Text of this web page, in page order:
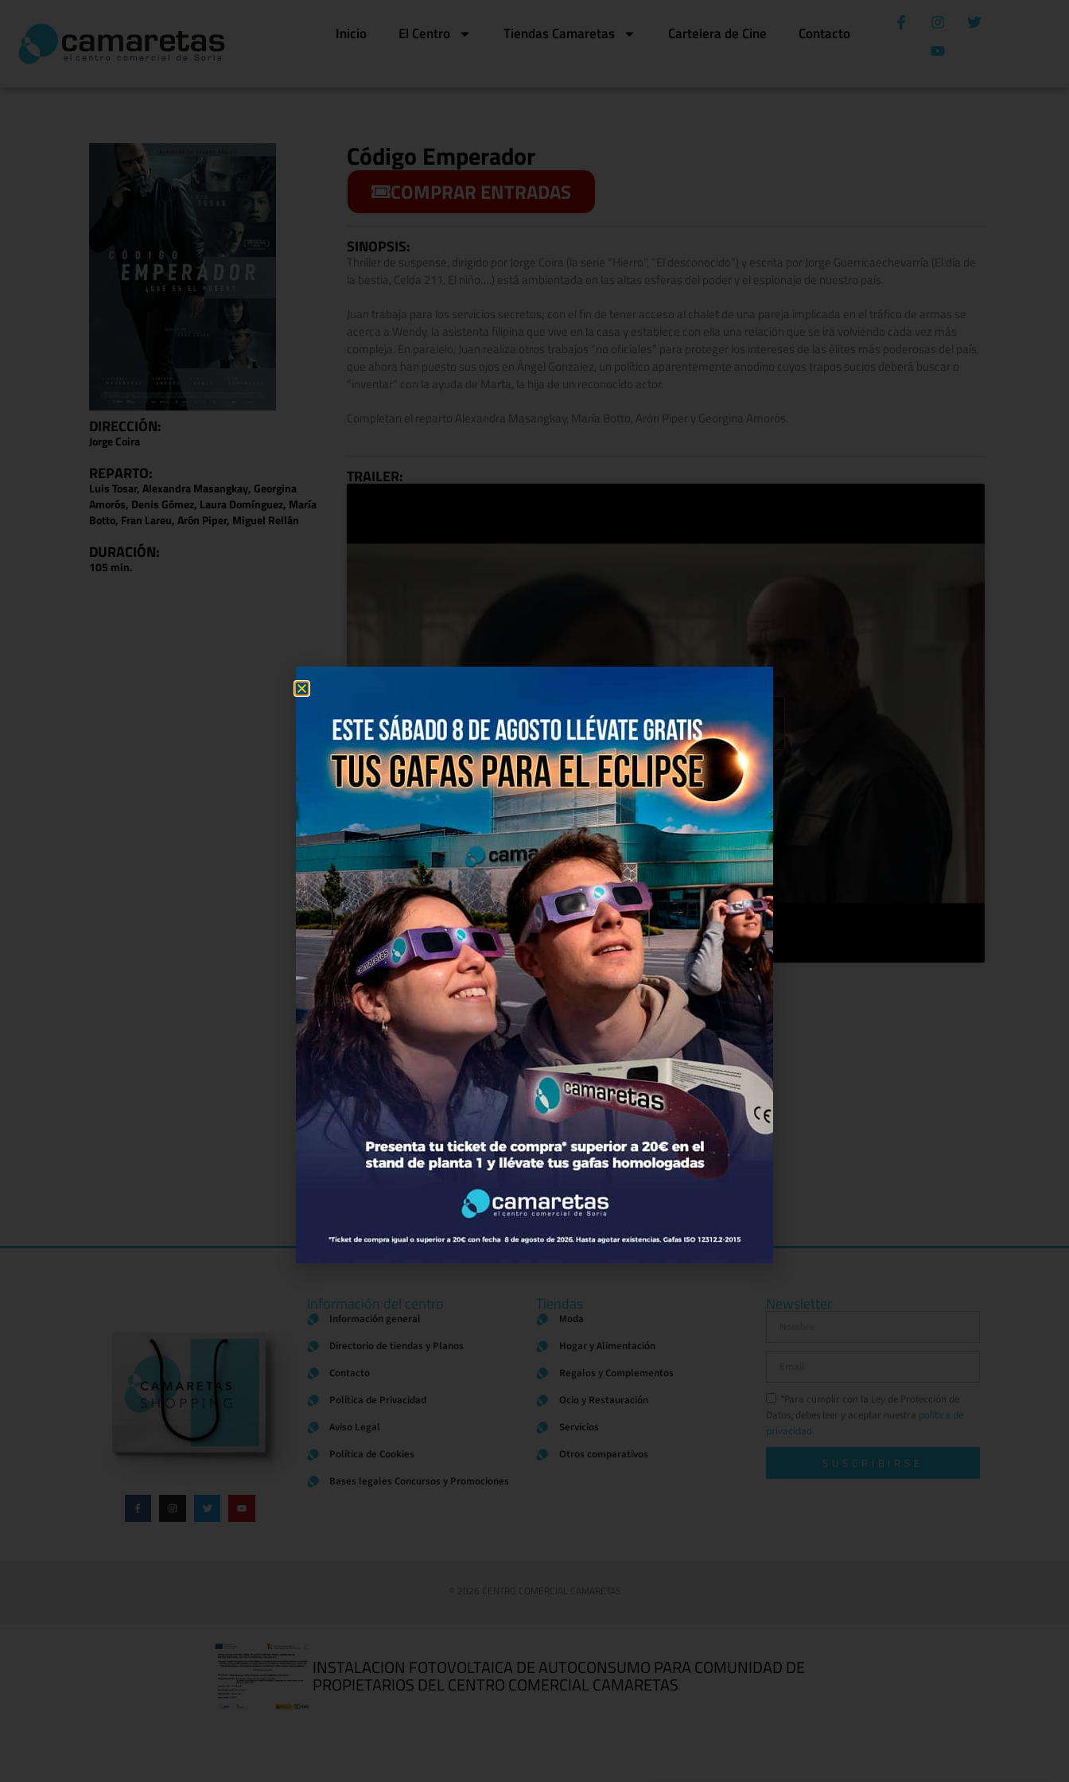
Inicio El Centro Tiendas Camaretas Cartelera de Cine Contacto
DIRECCIÓN:
Jorge Coira
REPARTO:
Luis Tosar, Alexandra Masangkay, Georgina
Amorós, Denis Gómez, Laura Domínguez, María
Botto, Fran Lareu, Arón Piper, Miguel Rellán
DURACIÓN:
105 min.
Código Emperador
COMPRAR ENTRADAS
SINOPSIS:
Thriller de suspense, dirigido por Jorge Coira (la serie “Hierro”, “El desconocido”) y escrita por Jorge Guerricaechevarría (El día de
la bestia, Celda 211, El niño….) está ambientada en las altas esferas del poder y el espionaje de nuestro país.
Juan trabaja para los servicios secretos; con el fin de tener acceso al chalet de una pareja implicada en el tráfico de armas se
acerca a Wendy, la asistenta filipina que vive en la casa y establece con ella una relación que se irá volviendo cada vez más
compleja. En paralelo, Juan realiza otros trabajos “no oficiales” para proteger los intereses de las élites más poderosas del país,
que ahora han puesto sus ojos en Ángel Gonzalez, un político aparentemente anodino cuyos trapos sucios deberá buscar o
“inventar” con la ayuda de Marta, la hija de un reconocido actor.
Completan el reparto Alexandra Masangkay, María Botto, Arón Piper y Georgina Amorós.
TRAILER:
Haz clic para aceptar cookies de
marketing y permitir este contenido
El Cinede Soria
Información del centro
Información general
Directorio de tiendas y Planos
Contacto
Política de Privacidad
Aviso Legal
Política de Cookies
Bases legales Concursos y Promociones
Tiendas
Moda
Hogar y Alimentación
Regalos y Complementos
Ocio y Restauración
Servicios
Otros comparativos
Newsletter
*Para cumplir con la Ley de Protección de
Datos, debes leer y aceptar nuestra política de
privacidad.
SUSCRIBIRSE
© 2026 CENTRO COMERCIAL CAMARETAS
INSTALACION FOTOVOLTAICA DE AUTOCONSUMO PARA COMUNIDAD DE
PROPIETARIOS DEL CENTRO COMERCIAL CAMARETAS